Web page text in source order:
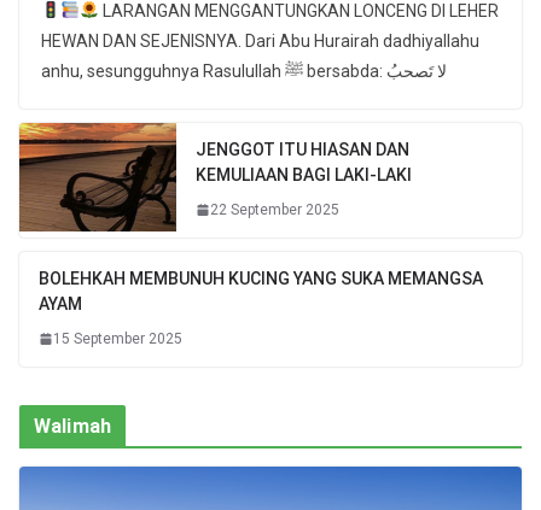
LARANGAN MENGGANTUNGKAN LONCENG DI LEHER
HEWAN DAN SEJENISNYA. Dari Abu Hurairah dadhiyallahu
anhu, sesungguhnya Rasulullah ﷺ bersabda: لا تَصحبُ
JENGGOT ITU HIASAN DAN
KEMULIAAN BAGI LAKI-LAKI
22 September 2025
BOLEHKAH MEMBUNUH KUCING YANG SUKA MEMANGSA
AYAM
15 September 2025
Walimah